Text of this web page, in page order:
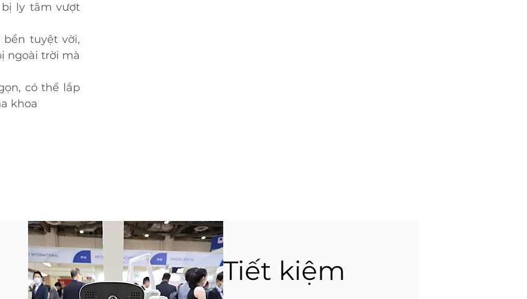
ly tâm vượt
bền tuyệt vời,
ngoài trời mà
có thể lắp
khoa
Tiết kiệm